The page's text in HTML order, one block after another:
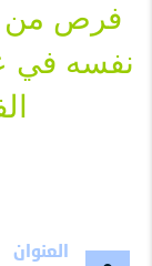
فرص من
نفسه في
العنوان